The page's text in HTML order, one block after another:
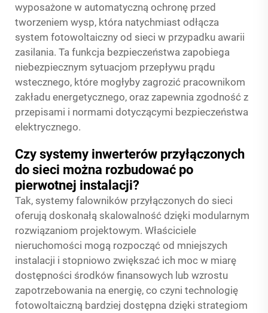
wyposażone w automatyczną ochronę przed
tworzeniem wysp, która natychmiast odłącza
system fotowoltaiczny od sieci w przypadku awarii
zasilania. Ta funkcja bezpieczeństwa zapobiega
niebezpiecznym sytuacjom przepływu prądu
wstecznego, które mogłyby zagrozić pracownikom
zakładu energetycznego, oraz zapewnia zgodność z
przepisami i normami dotyczącymi bezpieczeństwa
elektrycznego.
Czy systemy inwerterów przyłączonych
do sieci można rozbudować po
pierwotnej instalacji?
Tak, systemy falowników przyłączonych do sieci
oferują doskonałą skalowalność dzięki modularnym
rozwiązaniom projektowym. Właściciele
nieruchomości mogą rozpocząć od mniejszych
instalacji i stopniowo zwiększać ich moc w miarę
dostępności środków finansowych lub wzrostu
zapotrzebowania na energię, co czyni technologię
fotowoltaiczną bardziej dostępna dzięki strategiom